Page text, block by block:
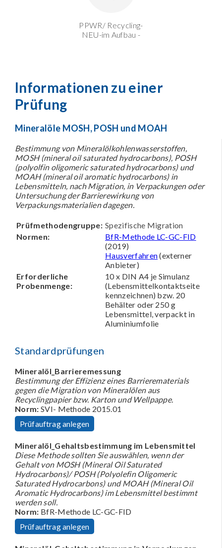
PPWR/ Recycling-
NEU-im Aufbau -
Informationen zu einer
Prüfung
Mineralöle MOSH, POSH und MOAH
Bestimmung von Mineralölkohlenwasserstoffen,
MOSH (mineral oil saturated hydrocarbons), POSH
(polyolfin oligomeric saturated hydrocarbons) und
MOAH (mineral oil aromatic hydrocarbons) in
Lebens­mitteln, nach Migration, in Verpackungen oder
Untersuchung der Barrierewirkung von
Verpackungsmaterialien dagegen.
Prüfmethodengruppe: Spezifische Migration
Normen:
BfR-Methode LC-GC-FID
(2019)
Hausverfahren(externer
Anbieter)
Erforderliche
Probenmenge:
10 x DIN A4 je Simulanz
(Lebensmittelkontaktseite
kennzeichnen) bzw. 20
Behälter oder 250 g
Lebensmittel, verpackt in
Aluminiumfolie
Standardprüfungen
Mineralöl_Barrieremessung
Bestimmung der Effizienz eines Barrierematerials
gegen die Migration von Mineralölen aus
Recyclingpapier bzw. Karton und Wellpappe.
Norm: SVI- Methode 2015.01
Prüfauftrag anlegen
Mineralöl_Gehaltsbestimmung im Lebensmittel
Diese Methode sollten Sie auswählen, wenn der
Gehalt von MOSH (Mineral Oil Saturated
Hydrocarbons)/ POSH (Polyolefin Oligomeric
Saturated Hydrocarbons) und MOAH (Mineral Oil
Aromatic Hydrocarbons) im Lebensmittel bestimmt
werden soll.
Norm: BfR-Methode LC-GC-FID
Prüfauftrag anlegen